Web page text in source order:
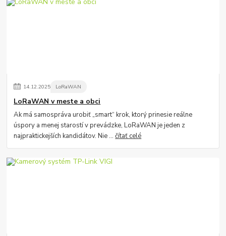
14.12.2025 LoRaWAN
LoRaWAN v meste a obci
Ak má samospráva urobiť „smart“ krok, ktorý prinesie reálne
úspory a menej starostí v prevádzke, LoRaWAN je jeden z
najpraktickejších kandidátov. Nie ...čítať celé